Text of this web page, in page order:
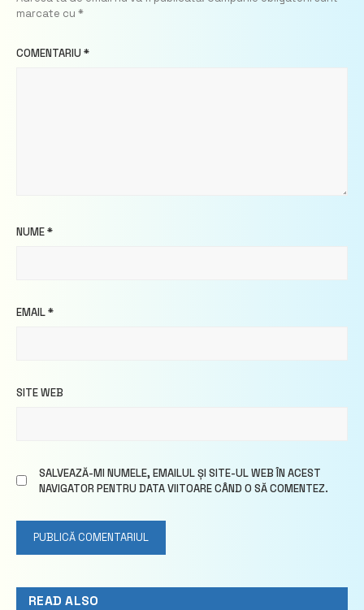
marcate cu *
COMENTARIU *
NUME*
EMAIL*
SITE WEB
SALVEAZĂ-MI NUMELE, EMAILUL ȘI SITE-UL WEB ÎN ACEST
NAVIGATOR PENTRU DATA VIITOARE CÂND O SĂ COMENTEZ.
READ ALSO